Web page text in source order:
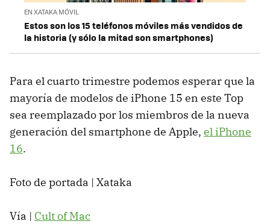
EN XATAKA MÓVIL
Estos son los 15 teléfonos móviles más vendidos de
la historia (y sólo la mitad son smartphones)
Para el cuarto trimestre podemos esperar que la
mayoría de modelos de iPhone 15 en este Top
sea reemplazado por los miembros de la nueva
generación del smartphone de Apple, el iPhone
16.
Foto de portada | Xataka
Vía | Cult of Mac